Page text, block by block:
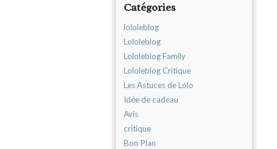
Catégories
lololeblog
Lololeblog
Lololeblog Family
Lololeblog Critique
Les Astuces de Lolo
Idée de cadeau
Avis
critique
Bon Plan